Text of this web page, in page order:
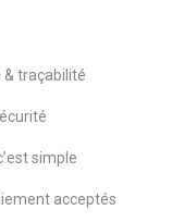
& traçabilité
simple
acceptés